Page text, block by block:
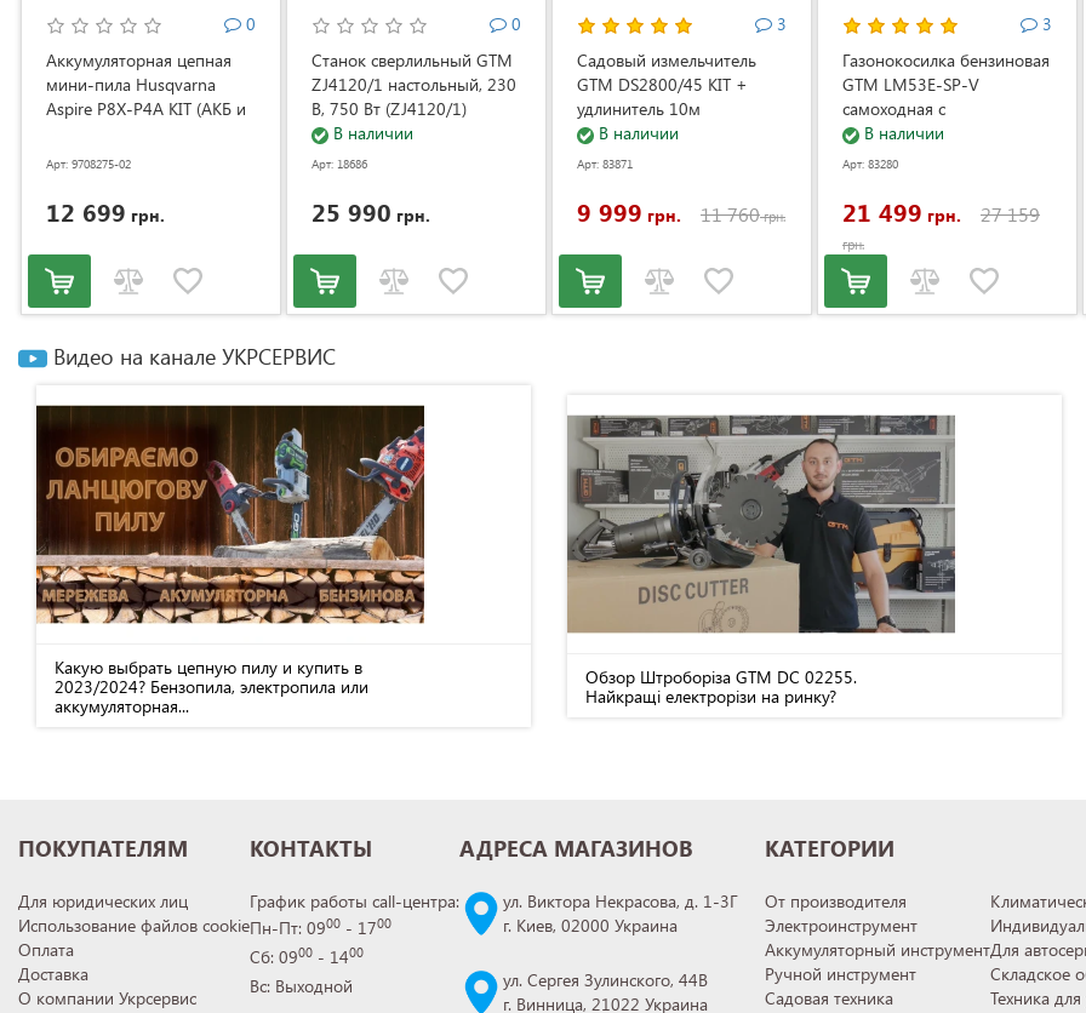
0
Аккумуляторная цепная
мини-пила Husqvarna
Aspire P8X-P4A KIT (АКБ и
Арт: 9708275-02
12 699 грн.
0
Станок сверлильный GTM
ZJ4120/1 настольный, 230
В, 750 Вт (ZJ4120/1)
В наличии
Арт: 18686
25 990 грн.
3
Садовый измельчитель
GTM DS2800/45 KIT +
удлинитель 10м
(DS2800/45_KIT+ext.cord)
В наличии
Арт: 83871
9 999 грн. 11 760грн.
3
Газонокосилка бензиновая
GTM LM53E-SP-V
самоходная с
электростартером и
регулировкой скорости
В наличии
Арт: 83280
21 499 грн. 27 159
грн.
Видео на канале УКРСЕРВИС
Какую выбрать цепную пилу и купить в
2023/2024? Бензопила, электропила или
аккумуляторная...
Обзор Штроборіза GTM DC 02255.
Найкращі електрорізи на ринку?
ПОКУПАТЕЛЯМ
Для юридических лиц
Использование файлов cookie
Оплата
Доставка
О компании Укрсервис
КОНТАКТЫ
График работы call-центра:
Пн-Пт: 0900 - 1700
Сб: 0900 - 1400
Вс: Выходной
АДРЕСА МАГАЗИНОВ
ул. Виктора Некрасова, д. 1-3Г
г. Киев, 02000 Украина
ул. Сергея Зулинского, 44В
г. Винница, 21022 Украина
КАТЕГОРИИ
От производителя
Электроинструмент
Аккумуляторный инструмент
Ручной инструмент
Садовая техника
Для
Складское
Техника